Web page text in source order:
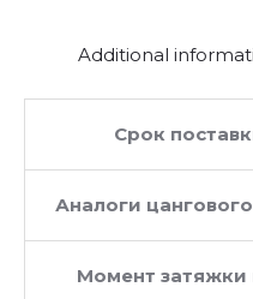
Additional
Срок
Аналоги
Момент затяжки